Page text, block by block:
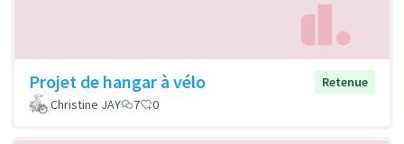
Projet de hangar à vélo
Retenue
Christine JAY
7 0